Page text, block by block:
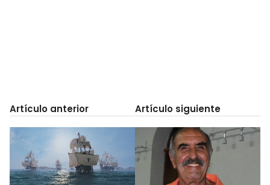
Artículo anterior Artículo siguiente